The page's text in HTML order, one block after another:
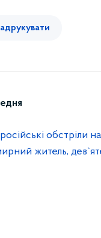
обстріли
житель,